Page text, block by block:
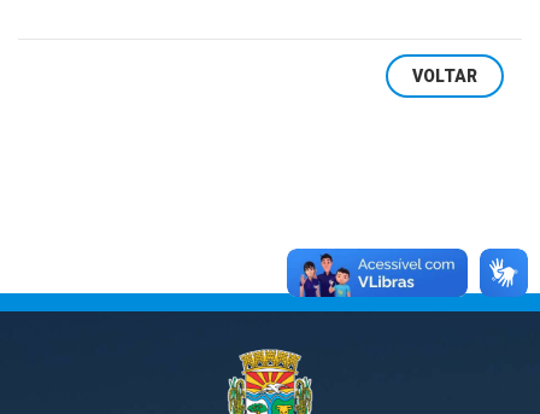
VOLTAR